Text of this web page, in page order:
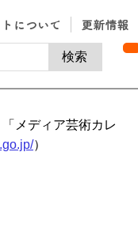
メディア芸術カレ
）